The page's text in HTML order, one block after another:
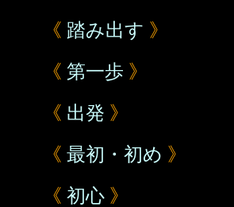
《 踏み出す 》
《 第一歩 》
《 出発 》
《 最初・初め 》
《 初心 》